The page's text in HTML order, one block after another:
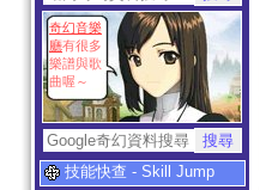
奇幻音樂
廳有很多
樂譜與歌
曲喔～
技能快查 - Skill Jump